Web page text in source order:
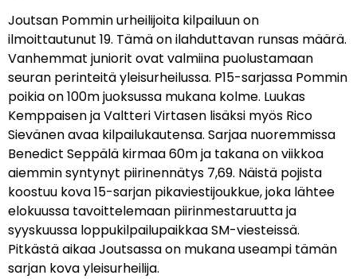
Joutsan Pommin urheilijoita kilpailuun on
ilmoittautunut 19. Tämä on ilahduttavan runsas määrä.
Vanhemmat juniorit ovat valmiina puolustamaan
seuran perinteitä yleisurheilussa. P15-sarjassa Pommin
poikia on 100m juoksussa mukana kolme. Luukas
Kemppaisen ja Valtteri Virtasen lisäksi myös Rico
Sievänen avaa kilpailukautensa. Sarjaa nuoremmissa
Benedict Seppälä kirmaa 60m ja takana on viikkoa
aiemmin syntynyt piirinennätys 7,69. Näistä pojista
koostuu kova 15-sarjan pikaviestijoukkue, joka lähtee
elokuussa tavoittelemaan piirinmestaruutta ja
syyskuussa loppukilpailupaikkaa SM-viesteissä.
Pitkästä aikaa Joutsassa on mukana useampi tämän
sarjan kova yleisurheilija.